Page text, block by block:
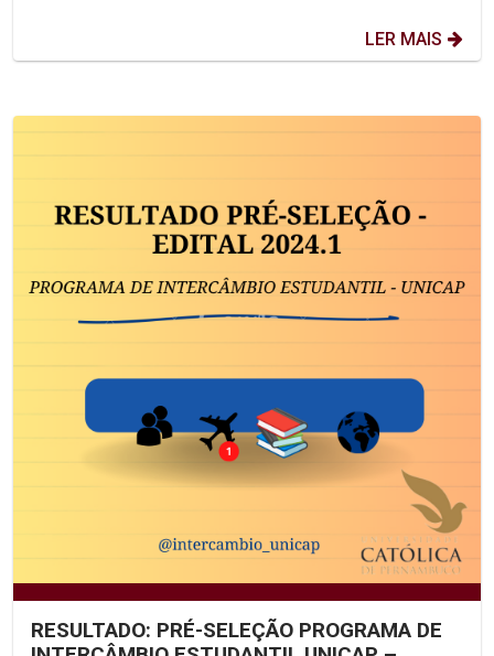
LER MAIS
RESULTADO: PRÉ-SELEÇÃO PROGRAMA DE